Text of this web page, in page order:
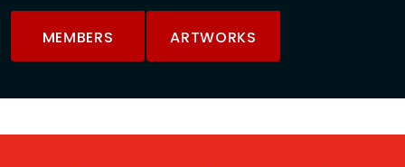
MEMBERS ARTWORKS